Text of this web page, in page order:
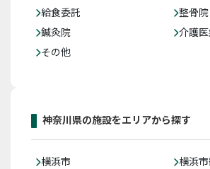
給食委託
整骨院
鍼灸院
介護
その他
神奈川県の施設をエリアから探す
横浜市
横浜